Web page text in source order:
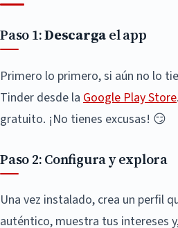
Paso 1:Descargael app
Primero lo primero, si aún no lo
Tinder desde la Google Play Store
gratuito. ¡No tienes excusas! 😏
Paso 2: Configura y explora
Una vez instalado, crea un perfil
auténtico, muestra tus intereses